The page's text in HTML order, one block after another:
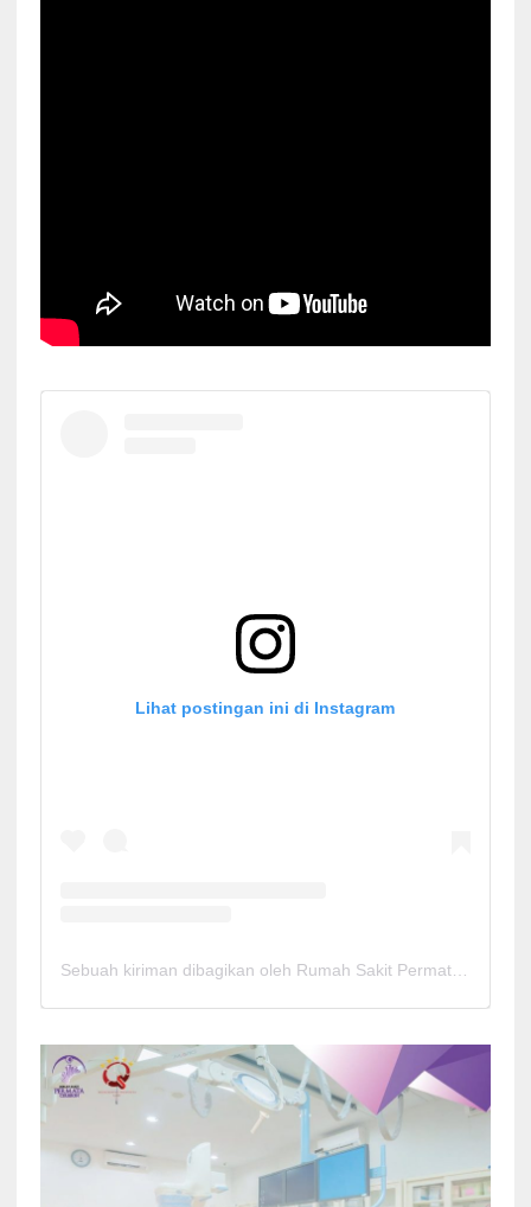
Lihat postingan ini di Instagram
Sebuah kiriman dibagikan oleh Rumah Sakit Permata Cirebon (@rspermatacirebon)